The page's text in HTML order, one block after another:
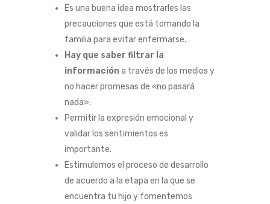
Es una buena idea mostrarles las
precauciones que está tomando la
familia para evitar enfermarse.
Hay que saber filtrar la
información a través de los medios y
no hacer promesas de «no pasará
nada».
Permitir la expresión emocional y
validar los sentimientos es
importante.
Estimulemos el proceso de desarrollo
de acuerdo a la etapa en la que se
encuentra tu hijo y fomentemos